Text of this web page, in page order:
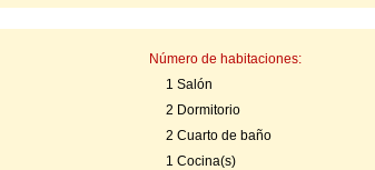
Número de habitaciones:
1 Salón
2 Dormitorio
2 Cuarto de baño
1 Cocina(s)